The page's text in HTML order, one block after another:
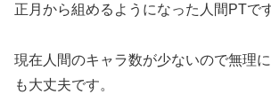
正月から組めるようになった人間PTです
現在人間のキャラ数が少ないので無理
も大丈夫です。